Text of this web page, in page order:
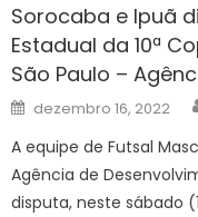
Sorocaba e Ipuã
Estadual da 10ª
São Paulo –
Posted
on
dezembro 16, 2022
A equipe de Futsal
Agência de
disputa, neste sábado